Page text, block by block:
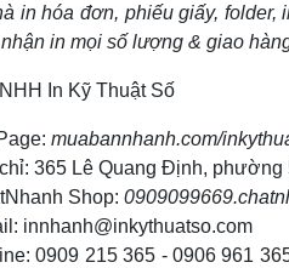
in hóa đơn, phiếu giấy, folder,
in mọi số lượng & giao
In Kỹ Thuật Số
muabannhanh.com/
365 Lê Quang Định, phường
Shop:
innhanh@inkythuatso.com
0909 215 365 - 0906 961